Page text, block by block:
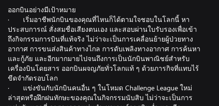
ออกบินอย่างมีเป้าหมาย
· เริ่มอาชีพนักบินของคุณที่ไหนก็ได้ตามใจชอบในโลกนี้ หา
ประสบการณ์ สั่งสมชื่อเสียงตนเอง และสอบผ่านใบรับรองเพื่อเข้า
ถึงกิจกรรมการบินที่แท้จริง ไม่ว่าจะเป็นการเคลื่อนย้ายผู้ป่วยทาง
อากาศ การขนส่งสินค้าทางไกล การดับเพลิงทางอากาศ การค้นหา
และกู้ภัย และอีกมากมายไปจนถึงการเป็นนักบินพาณิชย์สำหรับ
เครื่องบินโดยสาร ออกบินผจญภัยทั่วโลกแท้ ๆ ด้วยภารกิจที่แทบไร้
ขีดจำกัดรอบโลก
· แข่งขันกับนักบินคนอื่น ๆ ในโหมด Challenge League ใหม่
ล่าสุดหรือฝึกฝนทักษะของคุณในกิจกรรมนับสิบ ไม่ว่าจะเป็นการ